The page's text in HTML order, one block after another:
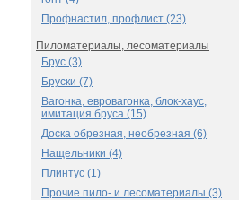
Профнастил, профлист (23)
Пиломатериалы, лесоматериалы
Брус (3)
Бруски (7)
Вагонка, евровагонка, блок-хаус,
имитация бруса (15)
Доска обрезная, необрезная (6)
Нащельники (4)
Плинтус (1)
Прочие пило- и лесоматериалы (3)